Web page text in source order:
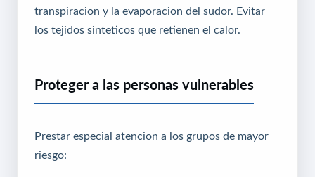
transpiracion y la evaporacion del sudor. Evitar
los tejidos sinteticos que retienen el calor.
Proteger a las personas vulnerables
Prestar especial atencion a los grupos de mayor
riesgo: